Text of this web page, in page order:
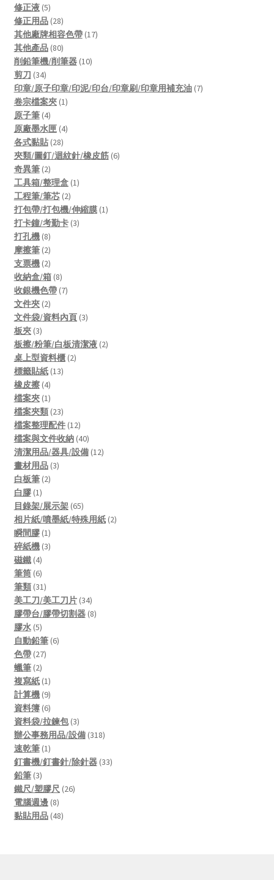
修正液 55
products
修正用品 2828
products
其他廠牌相容色帶 1717
其他產品 8080
products
削鉛筆機/削筆器 1010
剪刀 3434
products
印章/原子印章/印泥/印台/印章刷/印章用補充油 77
卷宗檔案夾 11
原子筆 44
products
原廠墨水匣 44
各式黏貼 2828
products
夾類/圖釘/迴紋針/橡皮筋 66
奇異筆 22
products
工具箱/整理盒 11
工程筆/筆芯 22
products
打包帶/打包機/伸縮膜 11
打卡鐘/考勤卡 33
打孔機 88
products
摩擦筆 22
products
支票機 22
products
收納盒/箱 88
products
收銀機色帶 77
文件夾 22
products
文件袋/資料內頁 33
板夾 33
products
板擦/粉筆/白板清潔液 22
桌上型資料櫃 22
標籤貼紙 1313
橡皮擦 44
products
檔案夾 11
product
檔案夾類 2323
products
檔案整理配件 1212
products
檔案與文件收納 4040
products
清潔用品/器具/設備 1212
畫材用品 33
白板筆 22
白膠 11
product
目錄架/展示架 6565
products
相片紙/噴墨紙/特殊用紙 22
瞬間膠 11
product
碎紙機 33
磁鐵 44
products
筆筒 66
products
筆類 3131
products
美工刀/美工刀片 3434
products
膠帶台/膠帶切割器 88
膠水 55
products
自動鉛筆 66
色帶 2727
蠟筆 22
products
複寫紙 11
product
計算機 99
products
資料簿 66
products
資料袋/拉鍊包 33
products
辦公事務用品/設備 318318
速乾筆 11
product
釘書機/釘書針/除針器 3333
鉛筆 33
products
鐵尺/塑膠尺 2626
電腦週邊 88
products
黏貼用品 4848